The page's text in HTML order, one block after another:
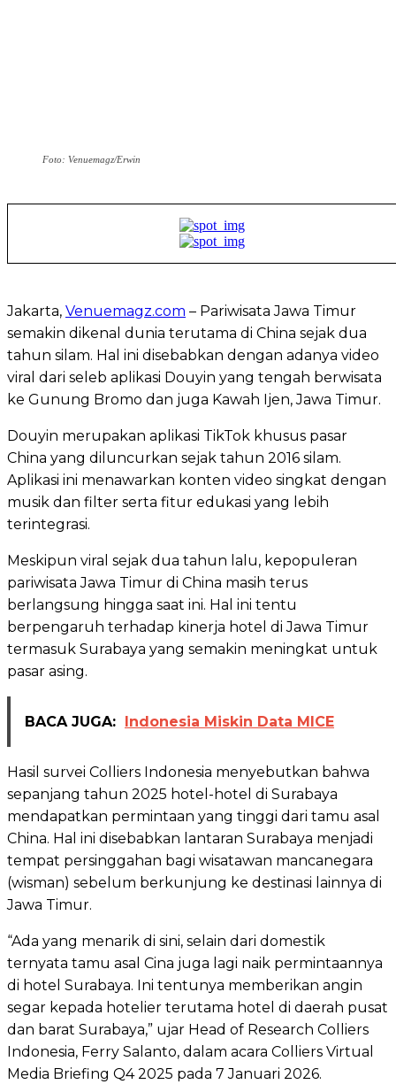
Foto: Venuemagz/Erwin
Jakarta, Venuemagz.com – Pariwisata Jawa Timur
semakin dikenal dunia terutama di China sejak dua
tahun silam. Hal ini disebabkan dengan adanya video
viral dari seleb aplikasi Douyin yang tengah berwisata
ke Gunung Bromo dan juga Kawah Ijen, Jawa Timur.
Douyin merupakan aplikasi TikTok khusus pasar
China yang diluncurkan sejak tahun 2016 silam.
Aplikasi ini menawarkan konten video singkat dengan
musik dan filter serta fitur edukasi yang lebih
terintegrasi.
Meskipun viral sejak dua tahun lalu, kepopuleran
pariwisata Jawa Timur di China masih terus
berlangsung hingga saat ini. Hal ini tentu
berpengaruh terhadap kinerja hotel di Jawa Timur
termasuk Surabaya yang semakin meningkat untuk
pasar asing.
BACA JUGA: Indonesia Miskin Data MICE
Hasil survei Colliers Indonesia menyebutkan bahwa
sepanjang tahun 2025 hotel-hotel di Surabaya
mendapatkan permintaan yang tinggi dari tamu asal
China. Hal ini disebabkan lantaran Surabaya menjadi
tempat persinggahan bagi wisatawan mancanegara
(wisman) sebelum berkunjung ke destinasi lainnya di
Jawa Timur.
“Ada yang menarik di sini, selain dari domestik
ternyata tamu asal Cina juga lagi naik permintaannya
di hotel Surabaya. Ini tentunya memberikan angin
segar kepada hotelier terutama hotel di daerah pusat
dan barat Surabaya,” ujar Head of Research Colliers
Indonesia, Ferry Salanto, dalam acara Colliers Virtual
Media Briefing Q4 2025 pada 7 Januari 2026.